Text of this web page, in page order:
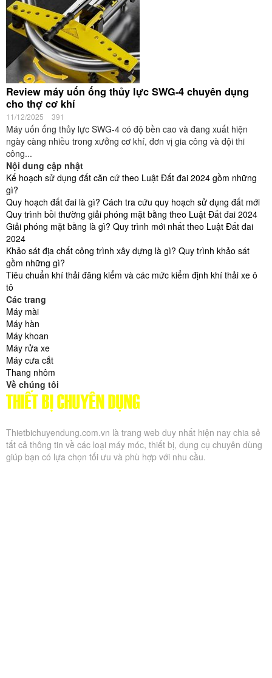
Review máy uốn ống thủy lực SWG-4 chuyên dụng
cho thợ cơ khí
11/12/2025 391
Máy uốn ống thủy lực SWG-4 có độ bền cao và đang xuất hiện
ngày càng nhiều trong xưởng cơ khí, đơn vị gia công và đội thi
công...
Nội dung cập nhật
Kế hoạch sử dụng đất căn cứ theo Luật Đất đai 2024 gồm những
gì?
Quy hoạch đất đai là gì? Cách tra cứu quy hoạch sử dụng đất mới
Quy trình bồi thường giải phóng mặt bằng theo Luật Đất đai 2024
Giải phóng mặt bằng là gì? Quy trình mới nhất theo Luật Đất đai
2024
Khảo sát địa chất công trình xây dựng là gì? Quy trình khảo sát
gồm những gì?
Tiêu chuẩn khí thải đăng kiểm và các mức kiểm định khí thải xe ô
tô
Các trang
Máy mài
Máy hàn
Máy khoan
Máy rửa xe
Máy cưa cắt
Thang nhôm
Về chúng tôi
Thietbichuyendung.com.vn là trang web duy nhất hiện nay chia sẻ
tất cả thông tin về các loại máy móc, thiết bị, dụng cụ chuyên dùng
giúp bạn có lựa chọn tối ưu và phù hợp với nhu cầu.